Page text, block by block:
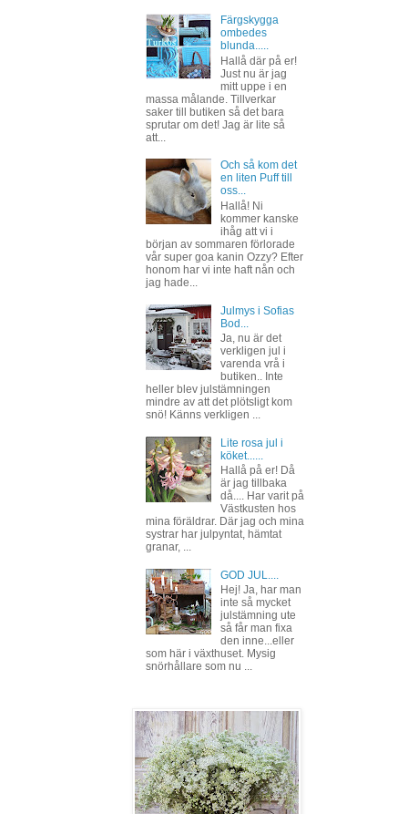
Färgskygga
ombedes
blunda.....
Hallå där på er!
Just nu är jag
mitt uppe i en
massa målande. Tillverkar
saker till butiken så det bara
sprutar om det! Jag är lite så
att...
Och så kom det
en liten Puff till
oss...
Hallå! Ni
kommer kanske
ihåg att vi i
början av sommaren förlorade
vår super goa kanin Ozzy? Efter
honom har vi inte haft nån och
jag hade...
Julmys i Sofias
Bod...
Ja, nu är det
verkligen jul i
varenda vrå i
butiken.. Inte
heller blev julstämningen
mindre av att det plötsligt kom
snö! Känns verkligen ...
Lite rosa jul i
köket......
Hallå på er! Då
är jag tillbaka
då.... Har varit på
Västkusten hos
mina föräldrar. Där jag och mina
systrar har julpyntat, hämtat
granar, ...
GOD JUL....
Hej! Ja, har man
inte så mycket
julstämning ute
så får man fixa
den inne...eller
som här i växthuset. Mysig
snörhållare som nu ...